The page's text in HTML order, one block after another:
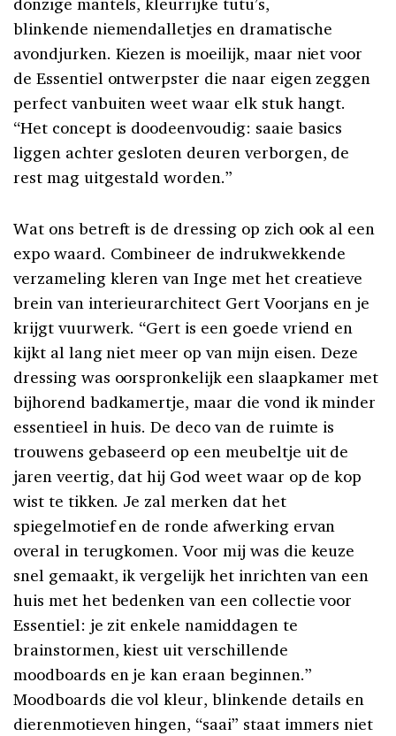
blinkende niemendalletjes en dramatische
avondjurken. Kiezen is moeilijk, maar niet voor
de Essentiel ontwerpster die naar eigen zeggen
perfect vanbuiten weet waar elk stuk hangt.
“Het concept is doodeenvoudig: saaie basics
liggen achter gesloten deuren verborgen, de
rest mag uitgestald worden.”
Wat ons betreft is de dressing op zich ook al een
expo waard. Combineer de indrukwekkende
verzameling kleren van Inge met het creatieve
brein van interieurarchitect Gert Voorjans en je
krijgt vuurwerk. “Gert is een goede vriend en
kijkt al lang niet meer op van mijn eisen. Deze
dressing was oorspronkelijk een slaapkamer met
bijhorend badkamertje, maar die vond ik minder
essentieel in huis. De deco van de ruimte is
trouwens gebaseerd op een meubeltje uit de
jaren veertig, dat hij God weet waar op de kop
wist te tikken. Je zal merken dat het
spiegelmotief en de ronde afwerking ervan
overal in terugkomen. Voor mij was die keuze
snel gemaakt, ik vergelijk het inrichten van een
huis met het bedenken van een collectie voor
Essentiel: je zit enkele namiddagen te
brainstormen, kiest uit verschillende
moodboards en je kan eraan beginnen.”
Moodboards die vol kleur, blinkende details en
dierenmotieven hingen, “saai” staat immers niet